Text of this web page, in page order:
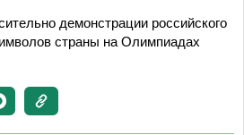
демонстрации российского
страны на Олимпиадах